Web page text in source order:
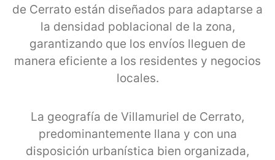
de Cerrato están diseñados para adaptarse a
la densidad poblacional de la zona,
garantizando que los envíos lleguen de
manera eficiente a los residentes y negocios
locales.
La geografía de Villamuriel de Cerrato,
predominantemente llana y con una
disposición urbanística bien organizada,